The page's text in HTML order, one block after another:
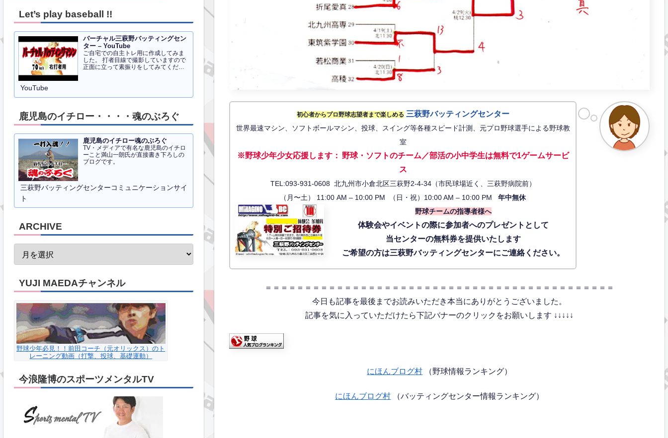
初心者からプロ野球志望者まで楽しめる 三萩野バッティングセンター
世界最速マシン、ソフトボールマシン、投球、スイング等各種スピード計測、元プロ野球選手による野球教
室
※野球少年少女応援します： 野球・ソフトのチーム／部活の小中学生は無料で1ゲームサービ
ス
TEL:093-931-0608 北九州市小倉北区三萩野2-4-34（市民球場近く、三萩野病院前）
（月〜土） 11:00 AM – 10:00 PM （日・祝）10:00 AM – 10:00 PM年中無休
野球チームの指導者様へ
体験会やイベントの際に参加者へのプレゼントとして
当センターの無料券を提供いたします
ご希望の方は三萩野バッティングセンターにご連絡ください。
＝＝＝＝＝＝＝＝＝＝＝＝＝＝＝＝＝＝＝＝＝＝＝＝＝＝＝＝＝＝＝＝＝＝＝＝＝＝＝＝＝＝＝＝
今日も記事を最後までお読みいただき本当にありがとうございました。
記事を気に入っていただけたら下記バナーのクリックをお願いします ↓↓↓↓↓
にほんブログ村 （野球情報ランキング）
にほんブログ村 （バッティングセンター情報ランキング）
Let’s play baseball !!
バーチャル三萩野バッティングセン
ター – YouTube
ご自宅での自主トレ用に作成してみま
した。 打者目線で撮影していますので
正面に立って素振りをしてみてくださ
YouTube
鹿児島のイチロー・・・・魂のぶろぐ
鹿児島のイチロー魂のぶろぐ
TV・メディアで有名な鹿児島のイチロ
ーこと満山一朗氏が直接書き下ろしの
ブログです。
三萩野バッティングセンターコミュニケーションサイ
ト
ARCHIVE
YUJI MAEDAチャンネル
野球少年必見！！前田コーチ（元オリックス）のト
レーニング動画（打撃、投球、基礎運動）
今浪隆博のスポーツメンタルTV